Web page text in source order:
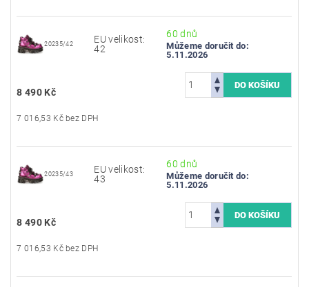
20235/42
EU velikost:
42
60 dnů
Můžeme doručit do:
5.11.2026
8 490 Kč
7 016,53 Kč bez DPH
20235/43
EU velikost:
43
60 dnů
Můžeme doručit do:
5.11.2026
8 490 Kč
7 016,53 Kč bez DPH